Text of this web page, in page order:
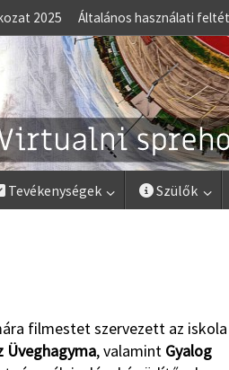
2025 Általános használati
Tevékenységek Szülők
filmestet szervezett az iskola
Üveghagyma, valamint Gyalog